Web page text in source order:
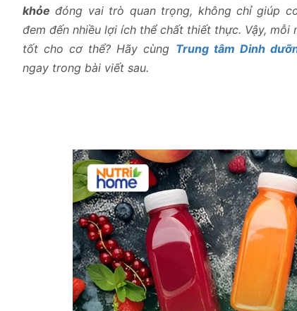
khỏe đóng vai trò quan trọng, không chỉ giúp
đem đến nhiều lợi ích thể chất thiết thực. Vậy, mỗi
tốt cho cơ thể? Hãy cùng Trung tâm Dinh
ngay trong bài viết sau.